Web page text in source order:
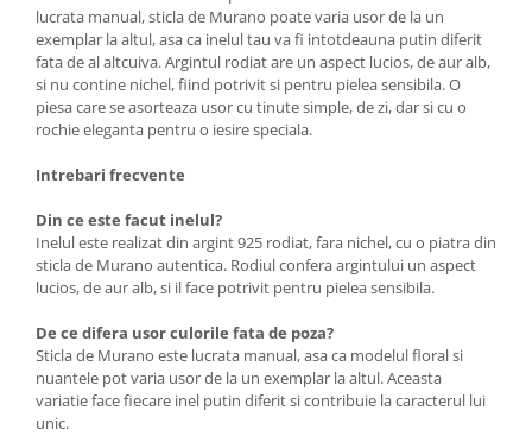
lucrata manual, sticla de Murano poate varia usor de la un
exemplar la altul, asa ca inelul tau va fi intotdeauna putin diferit
fata de al altcuiva. Argintul rodiat are un aspect lucios, de aur alb,
si nu contine nichel, fiind potrivit si pentru pielea sensibila. O
piesa care se asorteaza usor cu tinute simple, de zi, dar si cu o
rochie eleganta pentru o iesire speciala.
Intrebari frecvente
Din ce este facut inelul?
Inelul este realizat din argint 925 rodiat, fara nichel, cu o piatra din
sticla de Murano autentica. Rodiul confera argintului un aspect
lucios, de aur alb, si il face potrivit pentru pielea sensibila.
De ce difera usor culorile fata de poza?
Sticla de Murano este lucrata manual, asa ca modelul floral si
nuantele pot varia usor de la un exemplar la altul. Aceasta
variatie face fiecare inel putin diferit si contribuie la caracterul lui
unic.